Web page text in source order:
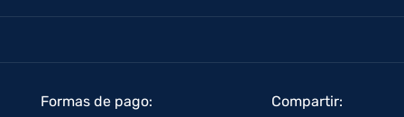
Formas de pago: Compartir: